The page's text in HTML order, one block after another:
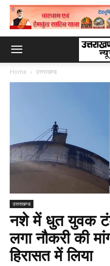
Home उत्तराखण्ड
उत्तराखण्ड
नशे में धुत युवक
लगा नौकरी की
हिरासत में लिया